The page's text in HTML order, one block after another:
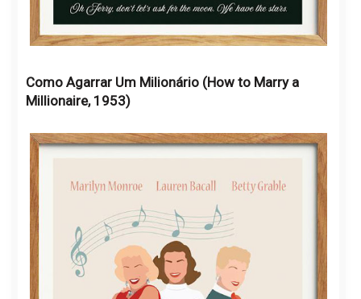
Como Agarrar Um Milionário (How to Marry a
Millionaire, 1953)